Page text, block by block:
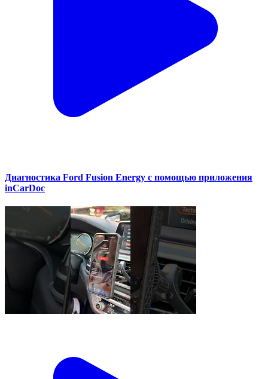
Диагностика Ford Fusion Energy с помощью приложения
inCarDoc